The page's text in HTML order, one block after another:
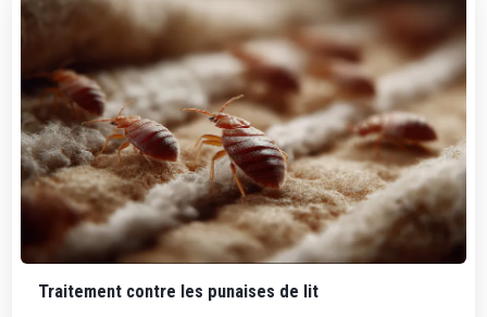
Traitement contre les punaises de lit